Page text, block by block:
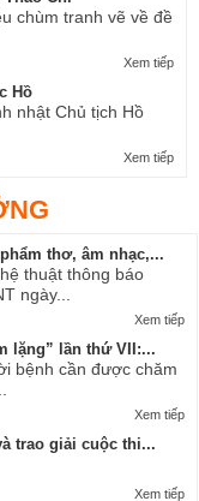
chùm tranh vẽ về đề
Xem tiếp
Hồ
nhật Chủ tịch Hồ
Xem tiếp
thơ, âm nhạc,...
thuật thông báo
ngày...
Xem tiếp
lặng” lần thứ VII:...
bệnh cần được chăm
Xem tiếp
trao giải cuộc thi...
Xem tiếp